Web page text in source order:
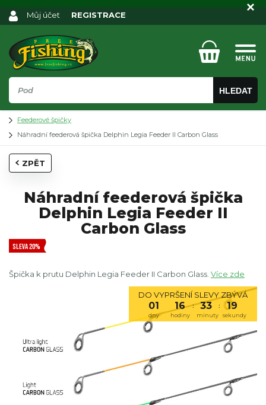
HLEDAT
Můj účet REGISTRACE
Feederové špičky
Náhradní feederová špička Delphin Legia Feeder II Carbon Glass
ZPĚT
Náhradní feederová špička
Delphin Legia Feeder II
Carbon Glass
SLEVA 20%
Špička k prutu Delphin Legia Feeder II Carbon Glass. Více zde
DO VYPRŠENÍ SLEVY ZBÝVÁ
01 16 : 33 : 18
dny hodiny minuty sekundy